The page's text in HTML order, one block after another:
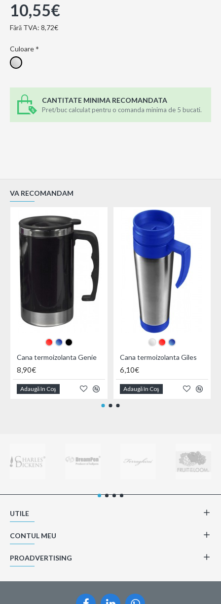
10,55€
Fără TVA: 8,72€
Culoare
CANTITATE MINIMA RECOMANDATA
Pret/buc calculat pentru o comanda minima de 5 bucati.
VA RECOMANDAM
Cana termoizolanta Genie
8,90€
Adaugă în Coş
Cana termoizolanta Giles
6,10€
Adaugă în Coş
UTILE
CONTUL MEU
PROADVERTISING